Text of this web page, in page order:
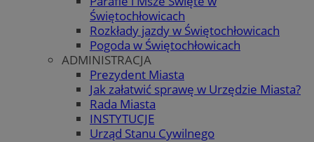
Świętochłowicach
Rozkłady jazdy w Świętochłowicach
Pogoda w Świętochłowicach
ADMINISTRACJA
Prezydent Miasta
Jak załatwić sprawę w Urzędzie Miasta?
Rada Miasta
INSTYTUCJE
Urząd Stanu Cywilnego